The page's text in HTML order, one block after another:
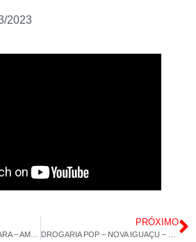
2023
PRÓXIMO